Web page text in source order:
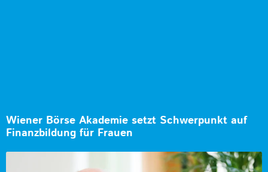
Wiener Börse Akademie setzt Schwerpunkt auf
Finanzbildung für Frauen